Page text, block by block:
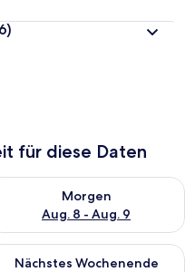
für diese Daten
Nacht, Aug. 7 - Aug. 8.
Morgen
Aug. 8 - Aug. 9
die Verfügbarkeit
Wochenende, Aug. 7
Nächstes Wochenende
die Verfügbarkeit